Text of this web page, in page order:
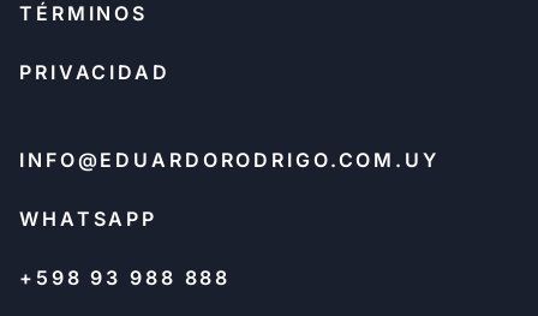
TÉRMINOS
PRIVACIDAD
INFO@EDUARDORODRIGO.COM.UY
WHATSAPP
+598 93 988 888